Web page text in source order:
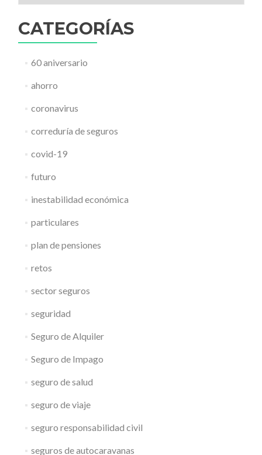
CATEGORÍAS
60 aniversario
ahorro
coronavirus
correduría de seguros
covid-19
futuro
inestabilidad económica
particulares
plan de pensiones
retos
sector seguros
seguridad
Seguro de Alquiler
Seguro de Impago
seguro de salud
seguro de viaje
seguro responsabilidad civil
seguros de autocaravanas